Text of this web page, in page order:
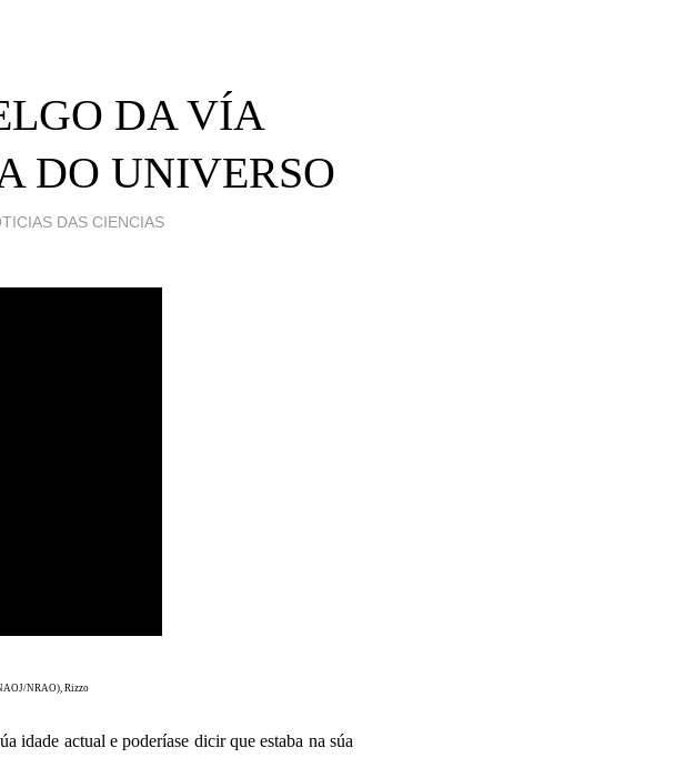
DA VÍA
DO UNIVERSO
DAS CIENCIAS
NRAO), Rizzo
idade actual e poderíase dicir que estaba na súa